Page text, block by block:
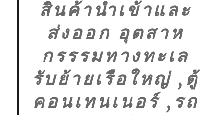
สินค้านำเข้าและ
ส่งออก อุตสาห
กรรรมทางทะเล
รับย้ายเรือใหญ่ ,ตู้
คอนเทนเนอร์ ,รถ